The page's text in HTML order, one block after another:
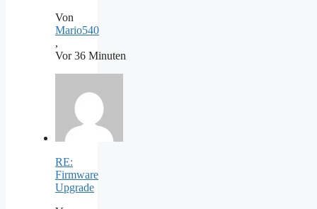
Von
Mario540
,
Vor 36 Minuten
RE:
Firmware
Upgrade